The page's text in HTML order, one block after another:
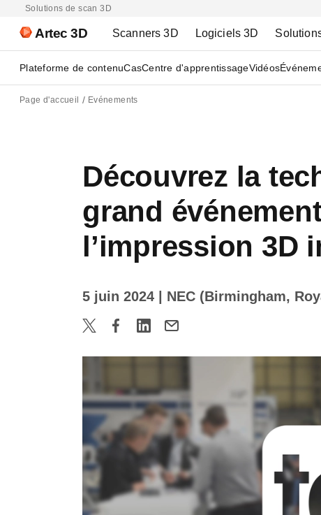
Solutions de scan 3D
Artec 3D Scanners 3D Logiciels 3D
Plateforme de contenuCasCentre d'apprentissageVidéos
Page d'accueil Evénements
Découvrez la
grand
l’impression 3D
5 juin 2024 | NEC (Birmingham,